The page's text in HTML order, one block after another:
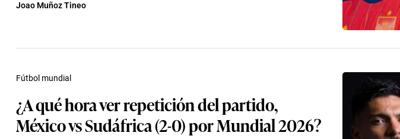
Joao Muñoz Tineo
¿A qué hora ver repetición del partido,
México vs Sudáfrica (2-0) por Mundial 2026?
Fútbol mundial